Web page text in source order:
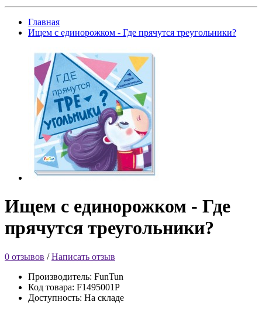
Главная
Ищем с единорожком - Где прячутся треугольники?
Ищем с единорожком - Где
прячутся треугольники?
0 отзывов /Написать отзыв
Производитель: FunTun
Код товара: F1495001Р
Доступность: На складе